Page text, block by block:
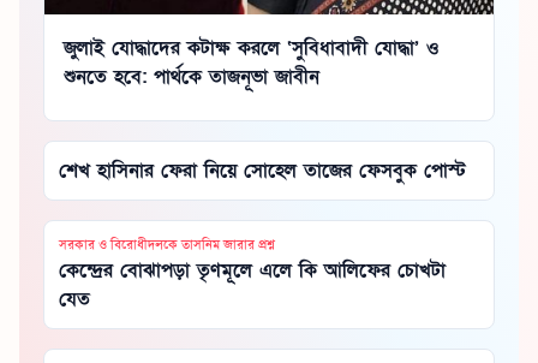
জুলাই যোদ্ধাদের কটাক্ষ করলে ‘সুবিধাবাদী যোদ্ধা’ ও
শুনতে হবে: পার্থকে তাজনূভা জাবীন
শেখ হাসিনার ফেরা নিয়ে সোহেল তাজের ফেসবুক পোস্ট
সরকার ও বিরোধীদলকে তাসনিম জারার প্রশ্ন
কেন্দ্রের বোঝাপড়া তৃণমূলে এলে কি আলিফের চোখটা
যেত